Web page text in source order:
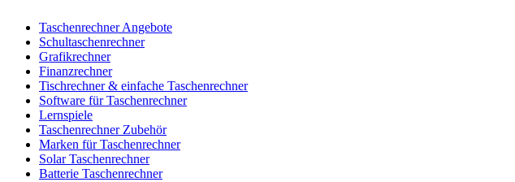
Taschenrechner Angebote
Schultaschenrechner
Grafikrechner
Finanzrechner
Tischrechner & einfache Taschenrechner
Software für Taschenrechner
Lernspiele
Taschenrechner Zubehör
Marken für Taschenrechner
Solar Taschenrechner
Batterie Taschenrechner